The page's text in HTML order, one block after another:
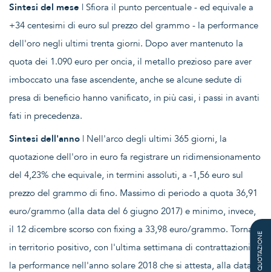
Sintesi del mese | Sfiora il punto percentuale - ed equivale a
+34 centesimi di euro sul prezzo del grammo - la performance
dell'oro negli ultimi trenta giorni. Dopo aver mantenuto la
quota dei 1.090 euro per oncia, il metallo prezioso pare aver
imboccato una fase ascendente, anche se alcune sedute di
presa di beneficio hanno vanificato, in più casi, i passi in avanti
fati in precedenza.
Sintesi dell'anno | Nell'arco degli ultimi 365 giorni, la
quotazione dell'oro in euro fa registrare un ridimensionamento
del 4,23% che equivale, in termini assoluti, a -1,56 euro sul
prezzo del grammo di fino. Massimo di periodo a quota 36,91
euro/grammo (alla data del 6 giugno 2017) e minimo, invece,
il 12 dicembre scorso con fixing a 33,98 euro/grammo. Torna
in territorio positivo, con l'ultima settimana di contrattazioni,
la performance nell'anno solare 2018 che si attesta, alla data QUOTAZIONE